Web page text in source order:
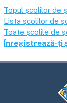
Topul școlilor de
Lista școlilor de
Toate școlile de
Înregistrează-ți